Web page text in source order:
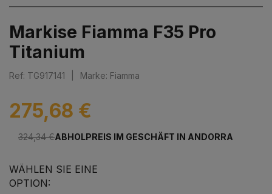
Markise Fiamma F35 Pro
Titanium
Ref: TG917141 Marke: Fiamma
275,68 €
324,34 €ABHOLPREIS IM GESCHÄFT IN ANDORRA
WÄHLEN SIE EINE
OPTION: